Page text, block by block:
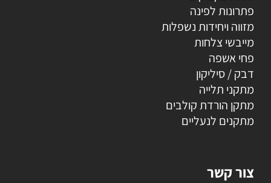
פתרונות לפינה
מזווה ויחידות נשפלות
מייבשי צלחות
פחי אשפה
דבק / סיליקון
מתקני תלייה
מתקן הורדת קולבים
מתקנים לנעליים
צור קשר